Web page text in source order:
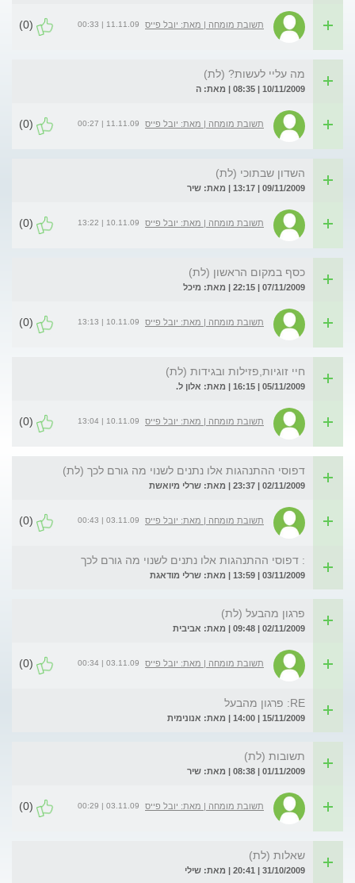
תשובת מומחה | מאת: יובל פייס 11.11.09 | 00:33
(0)
מה עליי לעשות? (לת)
10/11/2009 | 08:35 | מאת: ה
תשובת מומחה | מאת: יובל פייס 11.11.09 | 00:27
(0)
השדון שבתוכי (לת)
09/11/2009 | 13:17 | מאת: שיר
תשובת מומחה | מאת: יובל פייס 10.11.09 | 13:22
(0)
כסף במקום הראשון (לת)
07/11/2009 | 22:15 | מאת: מיכל
תשובת מומחה | מאת: יובל פייס 10.11.09 | 13:13
(0)
חיי זוגיות,פזילות ובגידות (לת)
05/11/2009 | 16:15 | מאת: אלון ל.
תשובת מומחה | מאת: יובל פייס 10.11.09 | 13:04
(0)
דפוסי ההתנהגות אלו נתנים לשנוי מה גורם לכך (לת)
02/11/2009 | 23:37 | מאת: שרלי מיואשת
תשובת מומחה | מאת: יובל פייס 03.11.09 | 00:43
(0)
: דפוסי ההתנהגות אלו נתנים לשנוי מה גורם לכך
03/11/2009 | 13:59 | מאת: שרלי מודאגת
פרגון מהבעל (לת)
02/11/2009 | 09:48 | מאת: אביבית
תשובת מומחה | מאת: יובל פייס 03.11.09 | 00:34
(0)
RE: פרגון מהבעל
15/11/2009 | 14:00 | מאת: אנונימית
תשובות (לת)
01/11/2009 | 08:38 | מאת: שיר
תשובת מומחה | מאת: יובל פייס 03.11.09 | 00:29
(0)
שאלות (לת)
31/10/2009 | 20:41 | מאת: שילי